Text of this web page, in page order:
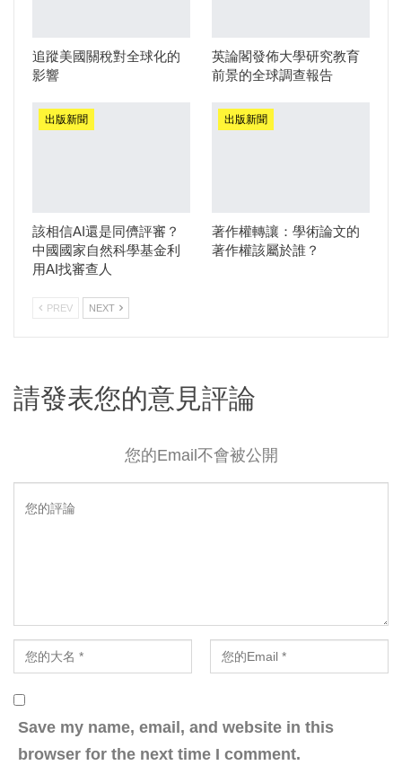
追蹤美國關稅對全球化的
影響
英論閣發佈大學研究教育
前景的全球調查報告
出版新聞
該相信AI還是同儕評審？
中國國家自然科學基金利
用AI找審查人
出版新聞
著作權轉讓：學術論文的
著作權該屬於誰？
PREV NEXT
請發表您的意見評論
您的Email不會被公開
Save my name, email, and website in this
browser for the next time I comment.